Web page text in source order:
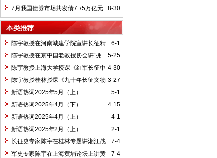
图景
8-30
7月我国债券市场共发债7.75万亿元
本类推荐
6-1
陈宇教授在河南城建学院宣讲长征精
神及红25军长征史
5-25
陈宇教授在京中国老教授协会讲“拥
抱中华新文明”
4-30
陈宇教授上海大学授课《红军长征中
的黄埔师生》
3-27
陈宇教授桂林授课《九十年长征文物
鉴赏》
5-1
新语热词2025年5月（上）
4-15
新语热词2025年4月（下）
4-1
新语热词2025年4月（上）
2-1
新语热词2025年2月（上）
7-4
长征史专家陈宇在桂林专题讲湘江战
役精神
7-4
军史专家陈宇在上海黄埔论坛上讲黄